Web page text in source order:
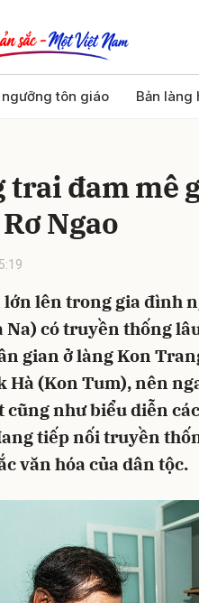
tôn giáo Bản làng
trai đam mê
Ngao
lớn lên trong gia đình
Na) có truyền thống
gian ở làng Kon
Hà (Kon Tum), nên
cũng như biểu diễn
tiếp nối truyền
văn hóa của dân tộc.
Gửi bình